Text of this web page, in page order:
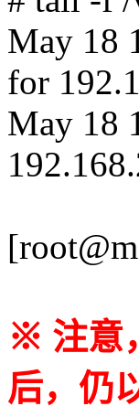
May 18
for
May 18
※ 注意
后，仍